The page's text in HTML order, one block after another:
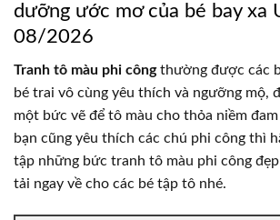
dưỡng ước mơ của bé bay xa
08/2026
Tranh tô màu phi côngthường được các
bé trai vô cùng yêu thích và ngưỡng mộ,
một bức vẽ để tô màu cho thỏa niềm đam
bạn cũng yêu thích các chú phi công thì
tập những bức tranh tô màu phi công
tải ngay về cho các bé tập tô nhé.